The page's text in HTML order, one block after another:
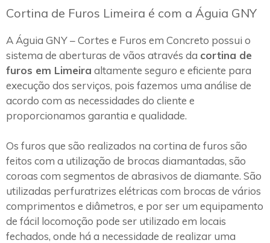
Cortina de Furos Limeira é com a Águia GNY
A Águia GNY – Cortes e Furos em Concreto possui o
sistema de aberturas de vãos através da cortina de
furos em Limeira altamente seguro e eficiente para
execução dos serviços, pois fazemos uma análise de
acordo com as necessidades do cliente e
proporcionamos garantia e qualidade.
Os furos que são realizados na cortina de furos são
feitos com a utilização de brocas diamantadas, são
coroas com segmentos de abrasivos de diamante. São
utilizadas perfuratrizes elétricas com brocas de vários
comprimentos e diâmetros, e por ser um equipamento
de fácil locomoção pode ser utilizado em locais
fechados, onde há a necessidade de realizar uma